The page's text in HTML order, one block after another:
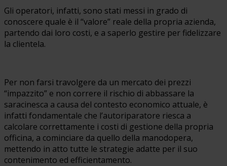
Gli operatori, infatti, sono stati messi in grado di
conoscere quale è il “valore” reale della propria azienda,
partendo dai loro costi, e a saperlo gestire per fidelizzare
la clientela.
Per non farsi travolgere da un mercato dei prezzi
“impazzito” e non correre il rischio di abbassare la
saracinesca a causa del contesto economico attuale, è
infatti fondamentale che l’autoriparatore riesca a
calcolare correttamente i costi di gestione della propria
officina, a cominciare da quello della manodopera,
mettendo in atto tutte le strategie adatte per il suo
contenimento ed efficientamento.